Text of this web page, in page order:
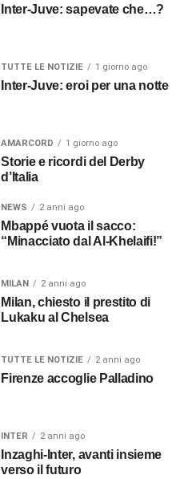
Inter-Juve: sapevate che…?
TUTTE LE NOTIZIE 1 giorno ago
Inter-Juve: eroi per una notte
AMARCORD 1 giorno ago
Storie e ricordi del Derby
d’Italia
NEWS 2 anni ago
Mbappé vuota il sacco:
“Minacciato dal Al-Khelaifi!”
MILAN 2 anni ago
Milan, chiesto il prestito di
Lukaku al Chelsea
TUTTE LE NOTIZIE 2 anni ago
Firenze accoglie Palladino
INTER 2 anni ago
Inzaghi-Inter, avanti insieme
verso il futuro